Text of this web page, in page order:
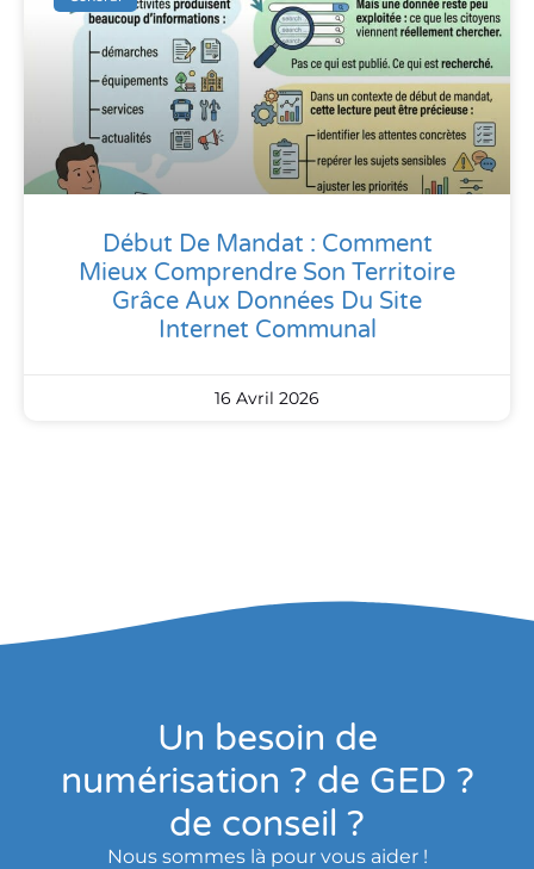
Début De Mandat : Comment
Mieux Comprendre Son Territoire
Grâce Aux Données Du Site
Internet Communal
16 Avril 2026
Un besoin de
numérisation ? de GED ?
de conseil ?
Nous sommes là pour vous aider !